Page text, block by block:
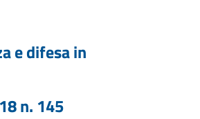
e difesa in
n. 145